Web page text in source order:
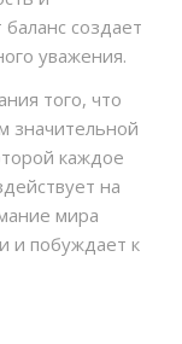
создает
уважения.
того, что
значительной
каждое
на
мира
и побуждает к